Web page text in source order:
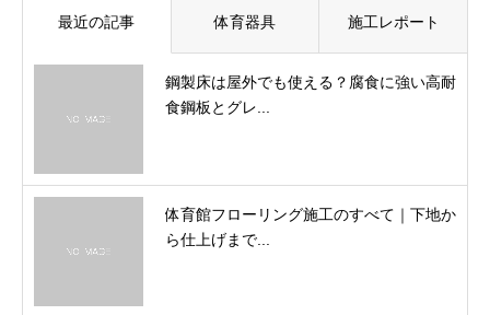
最近の記事 体育器具 施工レポート
鋼製床は屋外でも使える？腐食に強い高耐
食鋼板とグレ...
体育館フローリング施工のすべて｜下地か
ら仕上げまで...